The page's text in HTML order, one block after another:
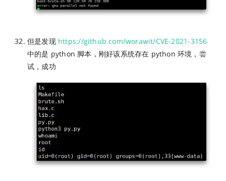
但是发现 https://github.com/worawit/CVE-2021-3156
中的是 python 脚本，刚好该系统存在 python 环境，尝
试，成功